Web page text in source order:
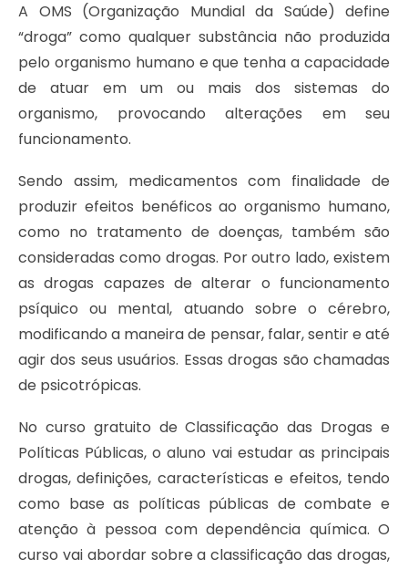
A OMS (Organização Mundial da Saúde) define
“droga” como qualquer substância não produzida
pelo organismo humano e que tenha a capacidade
de atuar em um ou mais dos sistemas do
organismo, provocando alterações em seu
funcionamento.
Sendo assim, medicamentos com finalidade de
produzir efeitos benéficos ao organismo humano,
como no tratamento de doenças, também são
consideradas como drogas. Por outro lado, existem
as drogas capazes de alterar o funcionamento
psíquico ou mental, atuando sobre o cérebro,
modificando a maneira de pensar, falar, sentir e até
agir dos seus usuários. Essas drogas são chamadas
de psicotrópicas.
No curso gratuito de Classificação das Drogas e
Políticas Públicas, o aluno vai estudar as principais
drogas, definições, características e efeitos, tendo
como base as políticas públicas de combate e
atenção à pessoa com dependência química. O
curso vai abordar sobre a classificação das drogas,